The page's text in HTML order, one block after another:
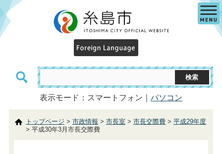
表示モード：スマートフォン｜ パソコン
トップページ > 市政情報 > 市長室 > 市長交際費> 平成29年度
> 平成30年3月市長交際費